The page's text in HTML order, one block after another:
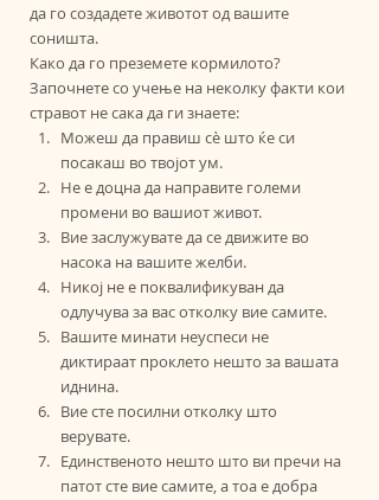
да го создадете животот од вашите
соништа.
Како да го преземете кормилото?
Започнете со учење на неколку факти кои
стравот не сака да ги знаете:
Можеш да правиш сè што ќе си
посакаш во твојот ум.
Не е доцна да направите големи
промени во вашиот живот.
Вие заслужувате да се движите во
насока на вашите желби.
Никој не е поквалификуван да
одлучува за вас отколку вие самите.
Вашите минати неуспеси не
диктираат проклето нешто за вашата
иднина.
Вие сте посилни отколку што
верувате.
Единственото нешто што ви пречи на
патот сте вие ​​самите, а тоа е добра